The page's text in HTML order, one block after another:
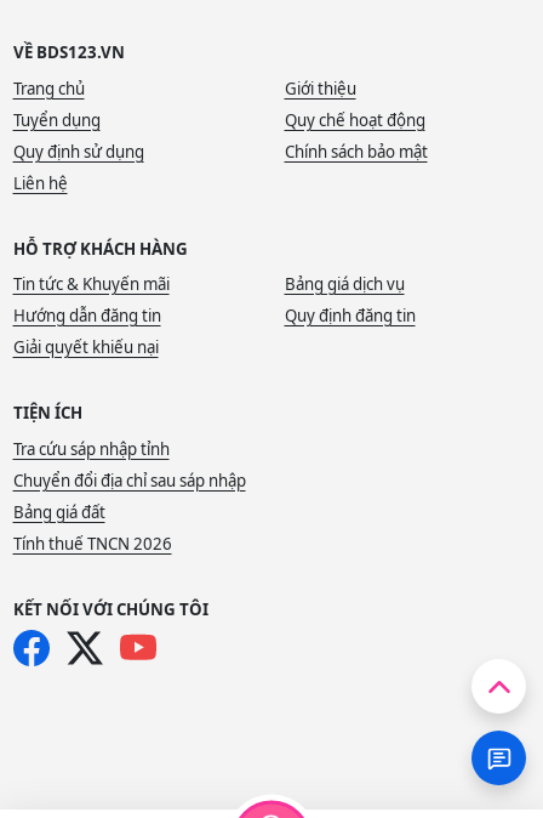
VỀ BDS123.VN
Trang chủ
Giới thiệu
Tuyển dụng
Quy chế hoạt động
Quy định sử dụng
Chính sách bảo mật
Liên hệ
HỖ TRỢ KHÁCH HÀNG
Tin tức & Khuyến mãi
Bảng giá dịch vụ
Hướng dẫn đăng tin
Quy định đăng tin
Giải quyết khiếu nại
TIỆN ÍCH
Tra cứu sáp nhập tỉnh
Chuyển đổi địa chỉ sau sáp nhập
Bảng giá đất
Tính thuế TNCN 2026
KẾT NỐI VỚI CHÚNG TÔI